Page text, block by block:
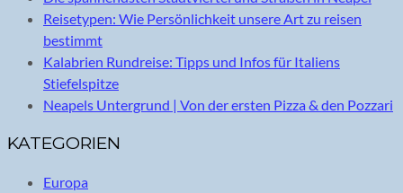
Reisetypen: Wie Persönlichkeit unsere Art zu reisen
bestimmt
Kalabrien Rundreise: Tipps und Infos für Italiens
Stiefelspitze
Neapels Untergrund | Von der ersten Pizza & den Pozzari
KATEGORIEN
Europa